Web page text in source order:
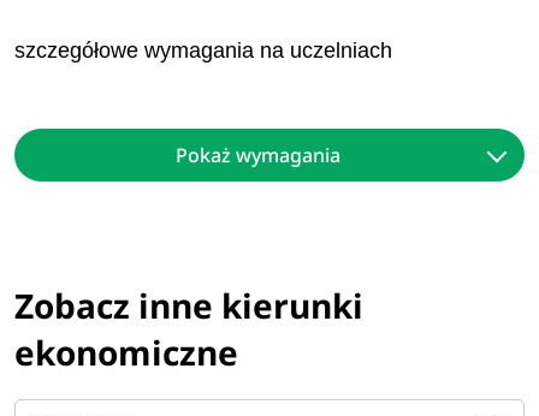
szczegółowe wymagania na uczelniach
Pokaż wymagania
Zobacz inne kierunki
ekonomiczne